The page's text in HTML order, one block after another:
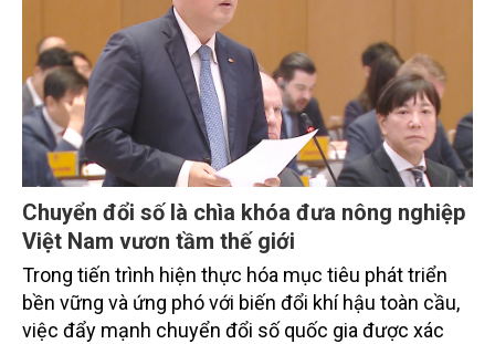
Chuyển đổi số là chìa khóa đưa nông nghiệp
Việt Nam vươn tầm thế giới
Trong tiến trình hiện thực hóa mục tiêu phát triển
bền vững và ứng phó với biến đổi khí hậu toàn cầu,
việc đẩy mạnh chuyển đổi số quốc gia được xác